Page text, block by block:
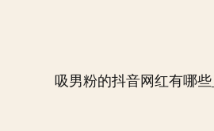
吸男粉的抖音网红有哪